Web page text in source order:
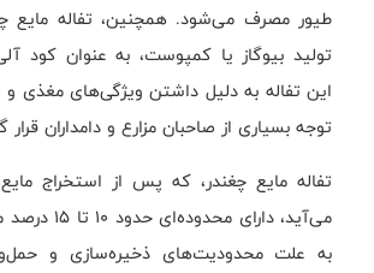
طیور مصرف می‌شود. همچنین، تفاله مایع
تولید بیوگاز یا کمپوست، به عنوان کود
این تفاله به دلیل داشتن ویژگی‌های مغذی و
توجه بسیاری از صاحبان مزارع و دامداران
تفاله مایع چغندر، که پس از استخراج
می‌آید، دارای
به علت محدودیت‌های ذخیره‌سازی و